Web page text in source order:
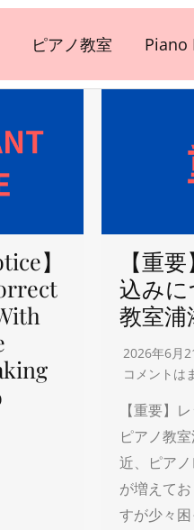
ピアノ教室 Piano
】
【重
込み
教室浦
2026年6月
コメントは
【重要】
ピアノ教
近、ピア
が増えて
すが少々